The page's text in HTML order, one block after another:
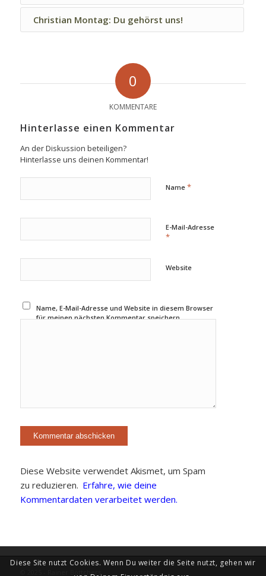
Christian Montag: Du gehörst uns!
0
KOMMENTARE
Hinterlasse einen Kommentar
An der Diskussion beteiligen?
Hinterlasse uns deinen Kommentar!
Name *
E-Mail-Adresse
*
Website
Name, E-Mail-Adresse und Website in diesem Browser
für meinen nächsten Kommentar speichern.
Diese Website verwendet Akismet, um Spam
zu reduzieren. Erfahre, wie deine
Kommentardaten verarbeitet werden.
Diese Site nutzt Cookies. Wenn Du weiter die Seite nutzt, gehen wir